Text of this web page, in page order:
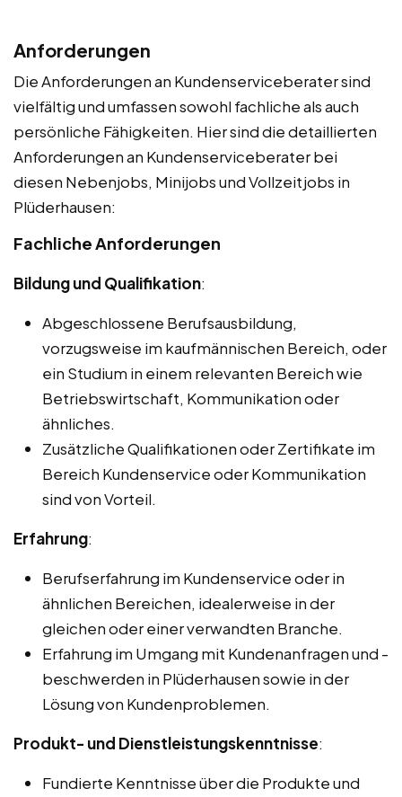
Anforderungen
Die Anforderungen an Kundenserviceberater sind
vielfältig und umfassen sowohl fachliche als auch
persönliche Fähigkeiten. Hier sind die detaillierten
Anforderungen an Kundenserviceberater bei
diesen Nebenjobs, Minijobs und Vollzeitjobs in
Plüderhausen:
Fachliche Anforderungen
Bildung und Qualifikation:
Abgeschlossene Berufsausbildung,
vorzugsweise im kaufmännischen Bereich, oder
ein Studium in einem relevanten Bereich wie
Betriebswirtschaft, Kommunikation oder
ähnliches.
Zusätzliche Qualifikationen oder Zertifikate im
Bereich Kundenservice oder Kommunikation
sind von Vorteil.
Erfahrung:
Berufserfahrung im Kundenservice oder in
ähnlichen Bereichen, idealerweise in der
gleichen oder einer verwandten Branche.
Erfahrung im Umgang mit Kundenanfragen und -
beschwerden in Plüderhausen sowie in der
Lösung von Kundenproblemen.
Produkt- und Dienstleistungskenntnisse:
Fundierte Kenntnisse über die Produkte und